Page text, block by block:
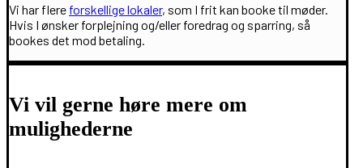
Vi har flere forskellige lokaler, som I frit kan booke til møder.
Hvis I ønsker forplejning og/eller foredrag og sparring, så
bookes det mod betaling.
Vi vil gerne høre mere om
mulighederne